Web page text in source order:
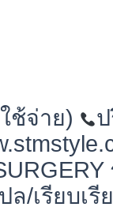
ช้จ่าย)
/เรียบเรี